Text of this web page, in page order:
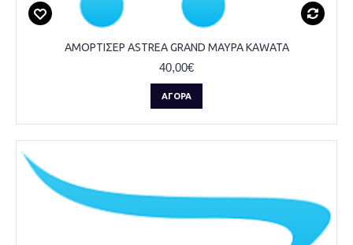
ΑΜΟΡΤΙΣΕΡ ASTREA GRAND ΜΑΥΡΑ KAWATA
40,00€
ΑΓΟΡΆ